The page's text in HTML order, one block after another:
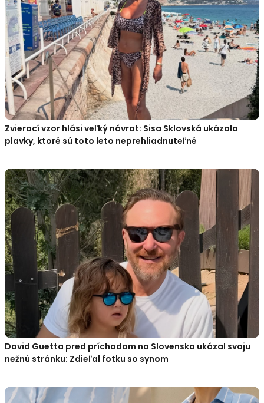
Zvierací vzor hlási veľký návrat: Sisa Sklovská ukázala
plavky, ktoré sú toto leto neprehliadnuteľné
David Guetta pred príchodom na Slovensko ukázal svoju
nežnú stránku: Zdieľal fotku so synom